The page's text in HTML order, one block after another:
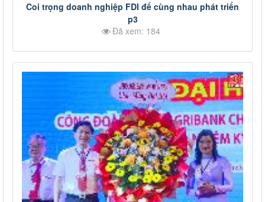
Coi trọng doanh nghiệp FDI để cùng nhau phát triển
p3
Đã xem: 184